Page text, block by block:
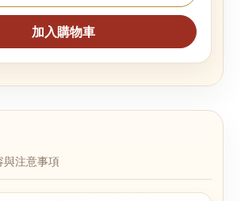
加入購物車
與注意事項